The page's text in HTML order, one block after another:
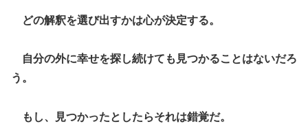
どの解釈を選び出すかは心が決定する。
自分の外に幸せを探し続けても見つかることはないだろ
う。
もし、見つかったとしたらそれは錯覚だ。